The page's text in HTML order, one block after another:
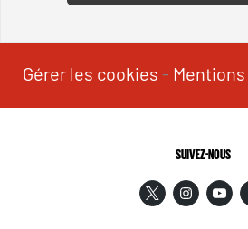
Gérer les cookies -
SUIVEZ-NOUS